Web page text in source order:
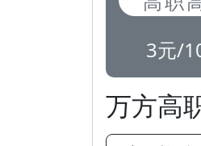
3元/
万方高